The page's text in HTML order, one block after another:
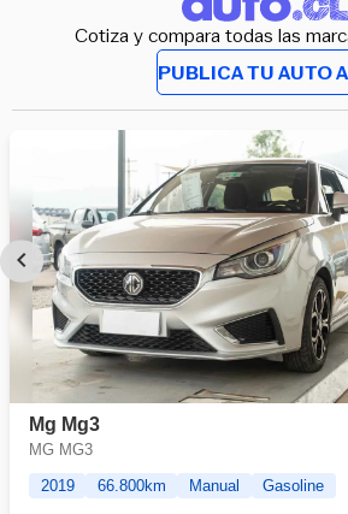
Cotiza y compara todas las
PUBLICA TU AUTO